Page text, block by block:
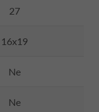
27
16x19
Ne
Ne